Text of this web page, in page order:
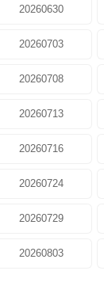
20260630
20260703
20260708
20260713
20260716
20260724
20260729
20260803